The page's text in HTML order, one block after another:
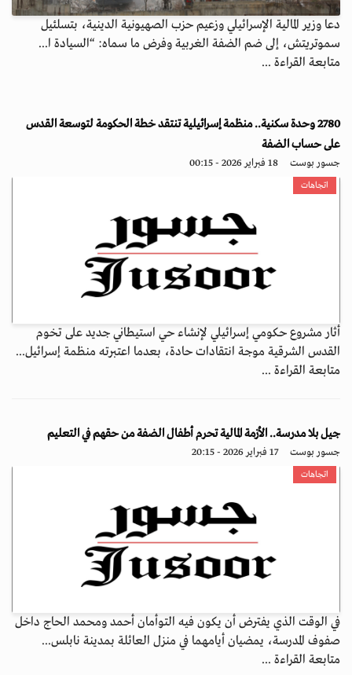
دعا وزير المالية الإسرائيلي وزعيم حزب الصهيونية الدينية، بتسلئيل
سموتريتش، إلى ضم الضفة الغربية وفرض ما سماه: “السيادة ا...
متابعة القراءة ...
2780 وحدة سكنية.. منظمة إسرائيلية تنتقد خطة الحكومة لتوسعة القدس
على حساب الضفة
جسور بوست 18 فبراير 2026 - 00:15
اتجاهات
أثار مشروع حكومي إسرائيلي لإنشاء حي استيطاني جديد على تخوم
القدس الشرقية موجة انتقادات حادة، بعدما اعتبرته منظمة إسرائيل...
متابعة القراءة ...
جيل بلا مدرسة.. الأزمة المالية تحرم أطفال الضفة من حقهم في التعليم
جسور بوست 17 فبراير 2026 - 20:15
اتجاهات
في الوقت الذي يفترض أن يكون فيه التوأمان أحمد ومحمد الحاج داخل
صفوف المدرسة، يمضيان أيامهما في منزل العائلة بمدينة نابلس...
متابعة القراءة ...